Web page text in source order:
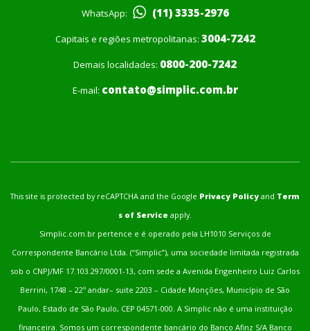
WhatsApp: (11) 3335-2976
Capitais e regiões metropolitanas: 3004-7242
Demais localidades: 0800-200-7242
E-mail: contato@simplic.com.br
This site is protected by reCAPTCHA and the Google Privacy Policy and Term
s of Service apply.
Simplic.com.br pertence e é operado pela LH1010 Serviços de
Correspondente Bancário Ltda. (“Simplic”), uma sociedade limitada registrada
sob o CNPJ/MF 17.103.297/0001-13, com sede a Avenida Engenheiro Luiz Carlos
Berrini, 1748 – 22º andar– suite 2203 – Cidade Monções, Município de São
Paulo, Estado de São Paulo, CEP 04571-000. A Simplic não é uma instituição
financeira. Somos um correspondente bancário do Banco Afinz S/A Banco